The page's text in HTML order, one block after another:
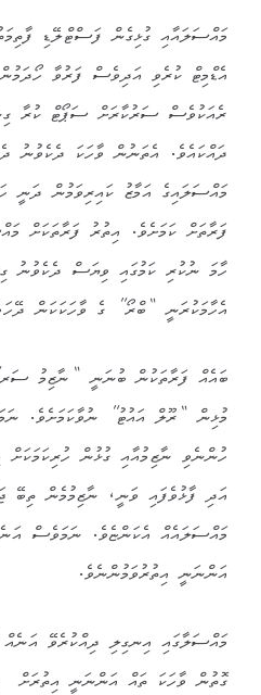
މައްސަލައާއި ގުޅިގެން ފަސްޓްލޭޑި
އެޑްމިޓް ކުރެވި އަދިވެސް ފަރުވާ
ރެއަކުވެސް ސަރުކާރަށް ސަޕޯޓް ކުރާ
ދައްކައެވެ. އެތަނުން ވާހަކަ ދެކެވުނު
މައްސަލައިގެ އަމާޒު ކައިރިވަމުން ދަނީ
ފަރާތަށް ކަމަށެވެ. އިތުރު ފަރާތަކަށް
ހާމަ ނުކުރި ކަމުގައި ވިޔަސް ދެކެވުނު
އެހާމަކުރަނީ “ބްރޯ” ގެ ވާހަކަކަން
ބައެއް ފަރާތަކުން ބުނަނީ “ނާޒިމު
މުޅިން “ރޫލް އައުޓު” ނުވާކަމަށެވެ.
ހުންނެވި ނާޒިމުއާއި ގުޅުން ހުރިކަމަކަށް
އަދި ފާޅުވެފައި ވަނީ، ނާޒިމުމެން ތިބޭ
މައްސަލައެއް އެކަންޏެވެ. ނަމަވެސް
އަންނަނީ އިތުރުވަމުންނެވެ.
މައްސަލާގައި އިނގިލި ދިއްކުރެވޭ
ގޮތުން ވާހަކަ ތައް އަންނަނީ އިތުރަށް